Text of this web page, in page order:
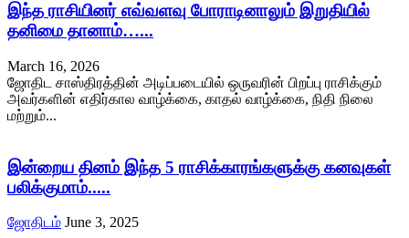
இந்த ராசியினர் எவ்வளவு போராடினாலும் இறுதியில்
தனிமை தானாம்…...
March 16, 2026
ஜோதிட சாஸ்திரத்தின் அடிப்படையில் ஒருவரின் பிறப்பு ராசிக்கும்
அவர்களின் எதிர்கால வாழ்க்கை, காதல் வாழ்க்கை, நிதி நிலை
மற்றும்...
இன்றைய தினம் இந்த 5 ராசிக்காரங்களுக்கு கனவுகள்
பலிக்குமாம்.....
ஜோதிடம் June 3, 2025